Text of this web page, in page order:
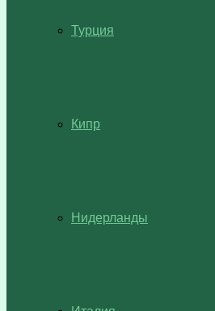
Турция
Кипр
Нидерланды